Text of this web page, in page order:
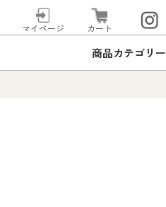
マイページ カート
商品カテゴリー